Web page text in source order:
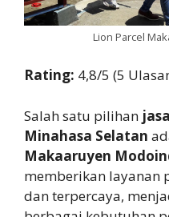
Lion Parcel
Rating: 4,8/5 (5
Salah satu pilihan
Minahasa Selatan
Makaaruyen
memberikan layanan
dan terpercaya,